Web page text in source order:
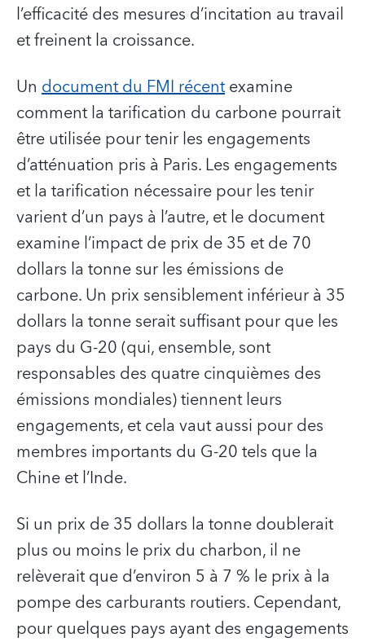
l’efficacité des mesures d’incitation au travail
et freinent la croissance.
Un document du FMI récentexamine
comment la tarification du carbone pourrait
être utilisée pour tenir les engagements
d’atténuation pris à Paris. Les engagements
et la tarification nécessaire pour les tenir
varient d’un pays à l’autre, et le document
examine l’impact de prix de 35 et de 70
dollars la tonne sur les émissions de
carbone. Un prix sensiblement inférieur à 35
dollars la tonne serait suffisant pour que les
pays du G‑20 (qui, ensemble, sont
responsables des quatre cinquièmes des
émissions mondiales) tiennent leurs
engagements, et cela vaut aussi pour des
membres importants du G-20 tels que la
Chine et l’Inde.
Si un prix de 35 dollars la tonne doublerait
plus ou moins le prix du charbon, il ne
relèverait que d’environ 5 à 7 % le prix à la
pompe des carburants routiers. Cependant,
pour quelques pays ayant des engagements